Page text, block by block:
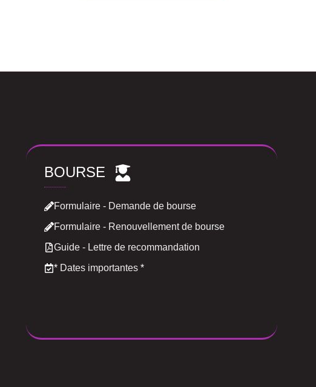
BOURSE
Formulaire - Demande de bourse
Formulaire - Renouvellement de bourse
Guide - Lettre de recommandation
* Dates importantes *